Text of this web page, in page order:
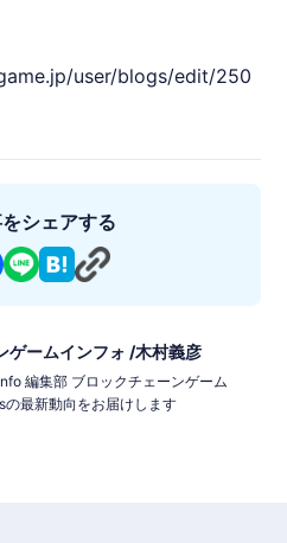
user/blogs/edit/250
シェアする
ゲームインフォ /木村義彦
編集部 ブロックチェーンゲーム
最新動向をお届けします